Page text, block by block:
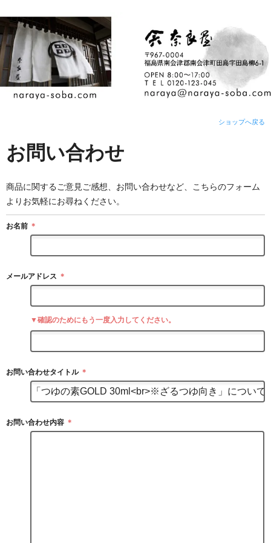
ショップへ戻る
お問い合わせ
商品に関するご意見ご感想、お問い合わせなど、こちらのフォーム
よりお気軽にお尋ねください。
お名前 ＊
メールアドレス ＊
▼確認のためにもう一度入力してください。
お問い合わせタイトル ＊
お問い合わせ内容 ＊